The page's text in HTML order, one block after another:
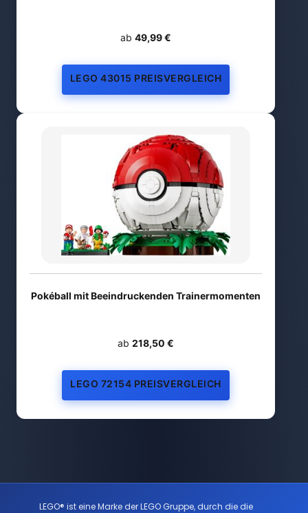
ab 49,99 €
LEGO 43015 PREISVERGLEICH
Pokéball mit Beeindruckenden Trainermomenten
ab 218,50 €
LEGO 72154 PREISVERGLEICH
LEGO® ist eine Marke der LEGO Gruppe, durch die die